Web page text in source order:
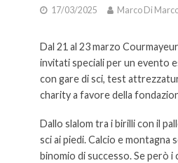
17/03/2025 Marco Di
Dal 21 al 23 marzo
invitati speciali per un evento
con gare di sci, test
charity a favore della
Dallo slalom tra i birilli con il
sci ai piedi. Calcio e montagna
binomio di successo. Se però